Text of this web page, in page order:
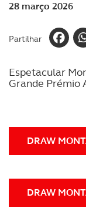
28 março 2026
Partilhar
Espetacular
Grande Prémio
DRAW
DRAW